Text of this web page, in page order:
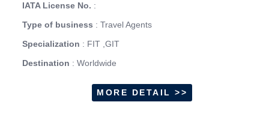
IATA License No. :
Type of business : Travel Agents
Specialization : FIT ,GIT
Destination : Worldwide
MORE DETAIL >>